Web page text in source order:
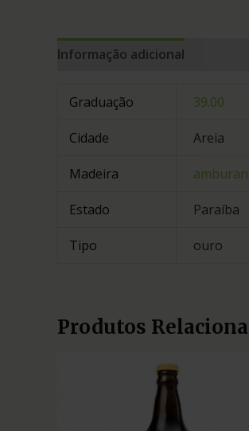
Informação adicional
Graduação 39.00
Cidade Areia
Madeira
Estado Paraíba
Tipo ouro
Produtos